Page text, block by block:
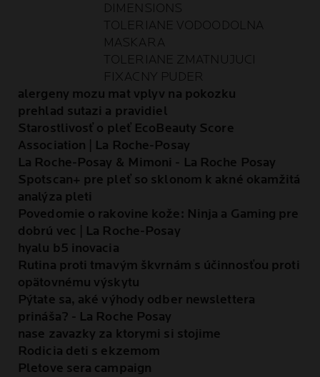
DIMENSIONS
TOLERIANE VODOODOLNA
MASKARA
TOLERIANE ZMATNUJUCI
FIXACNY PUDER
alergeny mozu mat vplyv na pokozku
prehlad sutazi a pravidiel
Starostlivosť o pleť EcoBeauty Score
Association | La Roche-Posay
La Roche-Posay & Mimoni - La Roche Posay
Spotscan+ pre pleť so sklonom k akné okamžitá
analýza pleti
Povedomie o rakovine kože: Ninja a Gaming pre
dobrú vec | La Roche-Posay
hyalu b5 inovacia
Rutina proti tmavým škvrnám s účinnosťou proti
opätovnému výskytu
Pýtate sa, aké výhody odber newslettera
prináša? - La Roche Posay
nase zavazky za ktorymi si stojime
Rodicia deti s ekzemom
Pletove sera campaign